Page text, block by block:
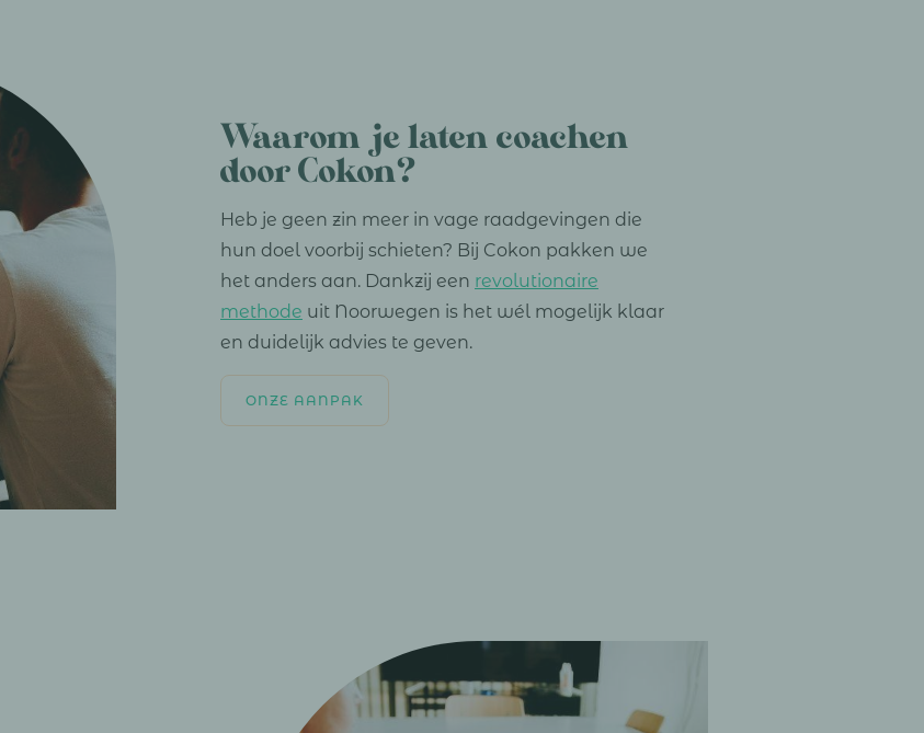
Waarom je laten coachen
door Cokon?
Heb je geen zin meer in vage raadgevingen die
hun doel voorbij schieten? Bij Cokon pakken we
het anders aan. Dankzij een revolutionaire
methode uit Noorwegen is het wél mogelijk klaar
en duidelijk advies te geven.
ONZE AANPAK